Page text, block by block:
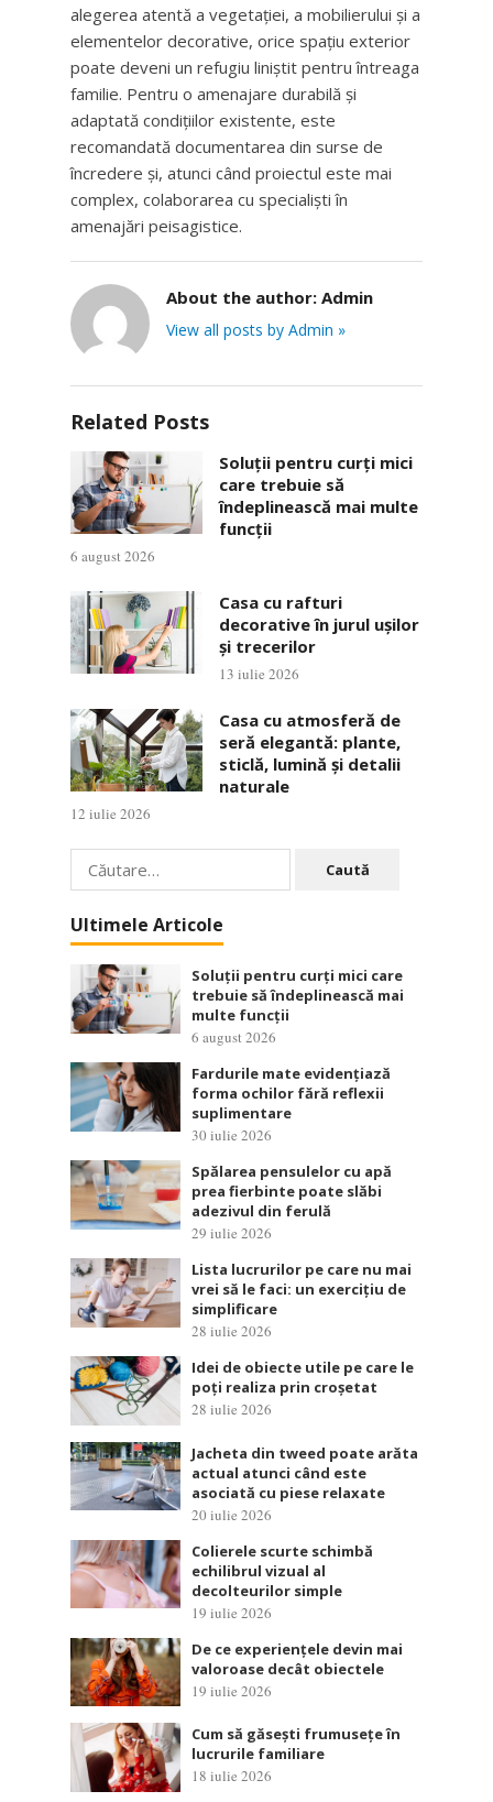
alegerea atentă a vegetației, a mobilierului și a
elementelor decorative, orice spațiu exterior
poate deveni un refugiu liniștit pentru întreaga
familie. Pentru o amenajare durabilă și
adaptată condițiilor existente, este
recomandată documentarea din surse de
încredere și, atunci când proiectul este mai
complex, colaborarea cu specialiști în
amenajări peisagistice.
About the author: Admin
View all posts by Admin »
Related Posts
Soluții pentru curți mici
care trebuie să
îndeplinească mai multe
funcții
6 august 2026
Casa cu rafturi
decorative în jurul ușilor
și trecerilor
13 iulie 2026
Casa cu atmosferă de
seră elegantă: plante,
sticlă, lumină și detalii
naturale
12 iulie 2026
Caută
după:
Ultimele Articole
Soluții pentru curți mici care
trebuie să îndeplinească mai
multe funcții
6 august 2026
Fardurile mate evidențiază
forma ochilor fără reflexii
suplimentare
30 iulie 2026
Spălarea pensulelor cu apă
prea fierbinte poate slăbi
adezivul din ferulă
29 iulie 2026
Lista lucrurilor pe care nu mai
vrei să le faci: un exercițiu de
simplificare
28 iulie 2026
Idei de obiecte utile pe care le
poți realiza prin croșetat
28 iulie 2026
Jacheta din tweed poate arăta
actual atunci când este
asociată cu piese relaxate
20 iulie 2026
Colierele scurte schimbă
echilibrul vizual al
decolteurilor simple
19 iulie 2026
De ce experiențele devin mai
valoroase decât obiectele
19 iulie 2026
Cum să găsești frumusețe în
lucrurile familiare
18 iulie 2026